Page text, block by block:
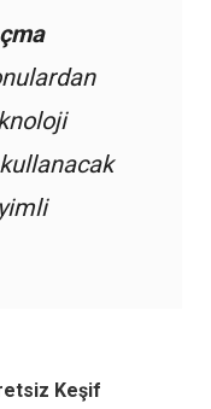
kullanacak
Keşif